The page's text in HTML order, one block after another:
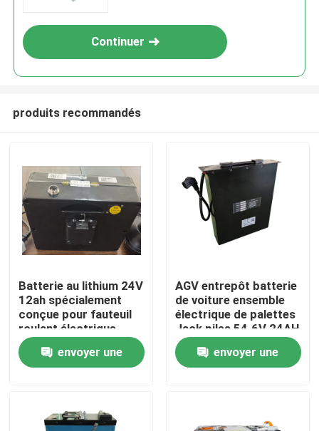
Produits
Continuer
produits recommandés
Batterie au lithium 24V
12ah spécialement
conçue pour fauteuil
roulant électrique
envoyer une
AGV entrepôt batterie
de voiture ensemble
électrique de palettes
Jack piles 54.6V 24AH
envoyer une